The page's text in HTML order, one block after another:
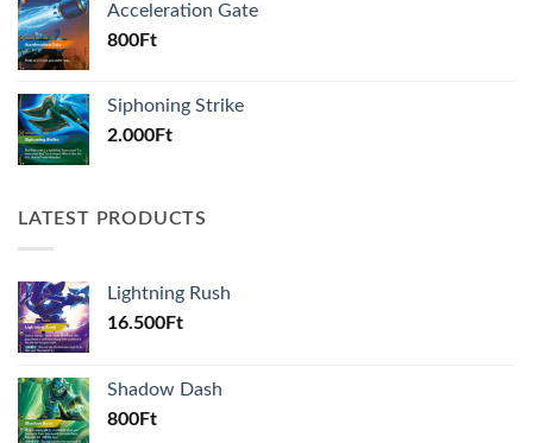
Acceleration Gate
800Ft
Siphoning Strike
2.000Ft
LATEST PRODUCTS
Lightning Rush
16.500Ft
Shadow Dash
800Ft